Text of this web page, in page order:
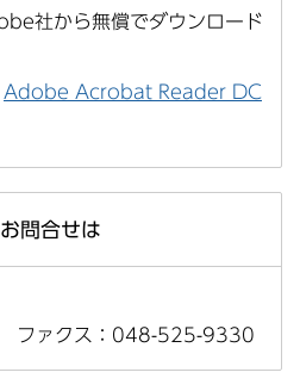
社から無償でダウンロード
Adobe Acrobat Reader DC
問合せは
ァクス：048-525-9330